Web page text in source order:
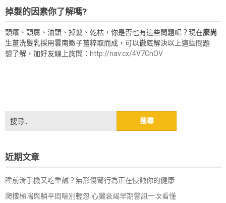
掉髮的因素你了解嗎?
頭癢、頭屑、油頭、掉髮、乾枯，你是否也有這些問題呢？現在麼尚
生薑洗髮乳採用雲南嫩子薑粹取而成，可以徹底解決以上這些問題
想了解，加好友線上詢問： http://nav.cx/4V7CnOV
尋
字:
近期文章
睡前滑手機又吃重鹹？無形傷腎行為正在侵蝕你的健康
爬樓梯喘與躺平悶喘別輕忽 心臟衰竭早期警訊一次看懂